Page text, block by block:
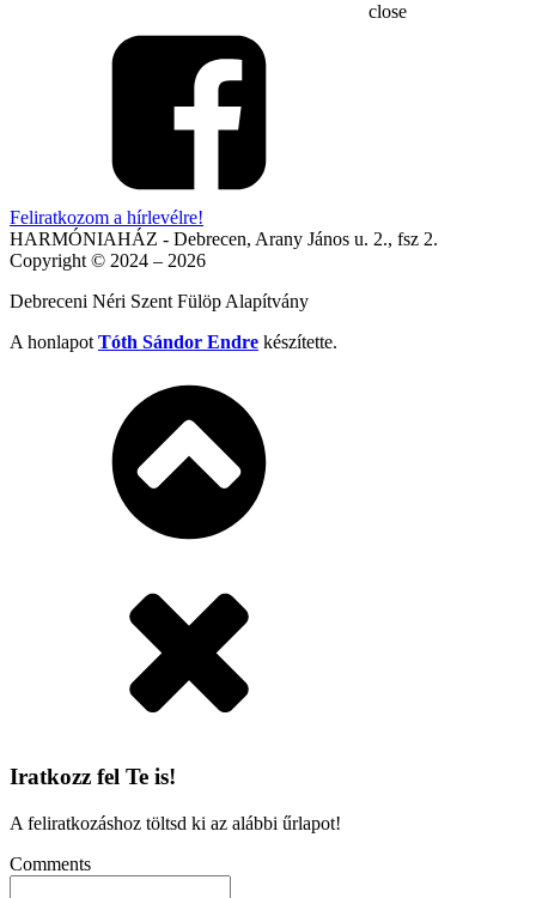
close
Feliratkozom a hírlevélre!
HARMÓNIAHÁZ - Debrecen, Arany János u. 2., fsz 2.
Copyright © 2024 – 2026
Debreceni Néri Szent Fülöp Alapítvány
A honlapotTóth Sándor Endre készítette.
Iratkozz fel Te is!
A feliratkozáshoz töltsd ki az alábbi űrlapot!
Comments